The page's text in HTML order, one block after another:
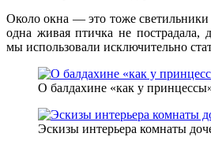
Около окна — это тоже
одна живая птичка не пострадала,
мы использовали исключительно
О балдахине «как у
Эскизы интерьера комнаты